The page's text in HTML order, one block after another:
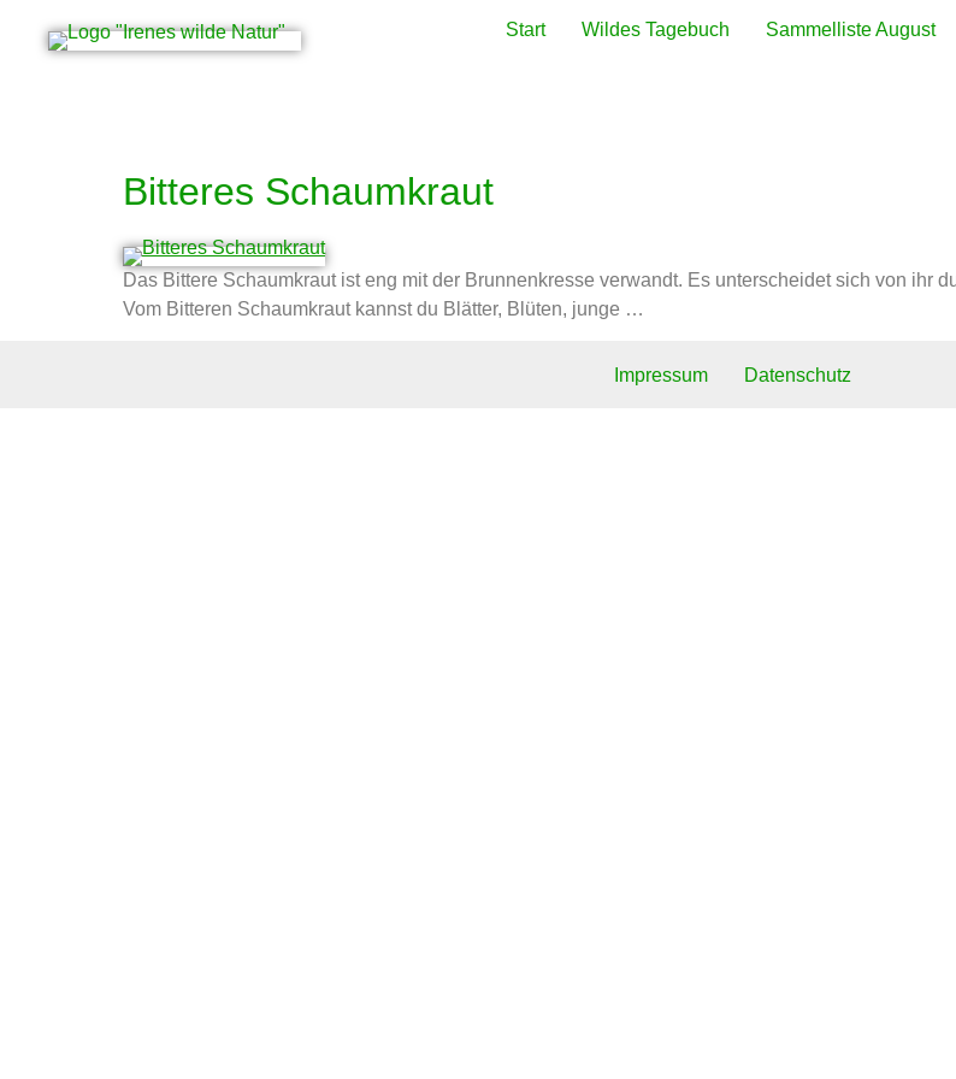
Start Wildes Tagebuch Sammelliste August
Bitteres Schaumkraut
Das Bittere Schaumkraut ist eng mit der Brunnenkresse verwandt. Es unterscheidet sich von ihr
Vom Bitteren Schaumkraut kannst du Blätter, Blüten, junge …
Impressum Datenschutz